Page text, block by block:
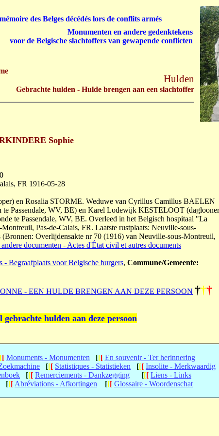
Sophie
FR 1916-05-28
en Rosalia STORME. Weduwe van Cyrillus Camillus BAELEN
te Passendale, WV, BE) en Karel Lodewijk KESTELOOT
te Passendale, WV, BE. Overleed in het Belgisch hospitaal "La
Pas-de-Calais, FR. Laatste rustplaats: Neuville-sous-
Overlijdensakte nr 70 (1916) van Neuville-sous-Montreuil,
documenten - Actes d'État civil et autres documents
- Begraafplaats voor Belgische burgers, Commune/Gemeente:
- EEN HULDE BRENGEN AAN DEZE PERSOON †††
hulden aan deze persoon
[ Monuments - Monumenten [[[ En souvenir - Ter herinnering
[[[ Statistiques - Statistieken [[[ Insolite - Merkwaardig
[[[ Remerciements - Dankzegging [[[ Liens - Links
[[[ Abréviations - Afkortingen [[[ Glossaire - Woordenschat
Hulden
Gebrachte hulden - Hulde brengen aan een slachtoffer
des Belges décédés lors de conflits armés
Monumenten en andere gedenktekens
voor de Belgische slachtoffers van gewapende conflicten